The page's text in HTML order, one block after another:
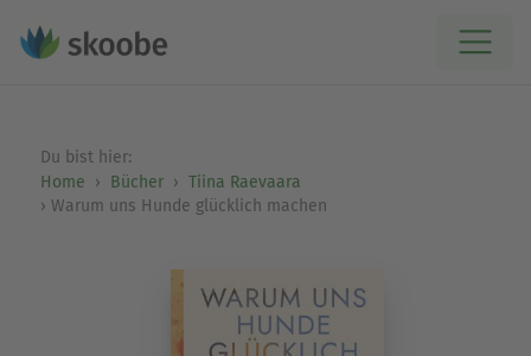
Du bist hier:
Home
Bücher
Tiina Raevaara
Warum uns Hunde glücklich machen